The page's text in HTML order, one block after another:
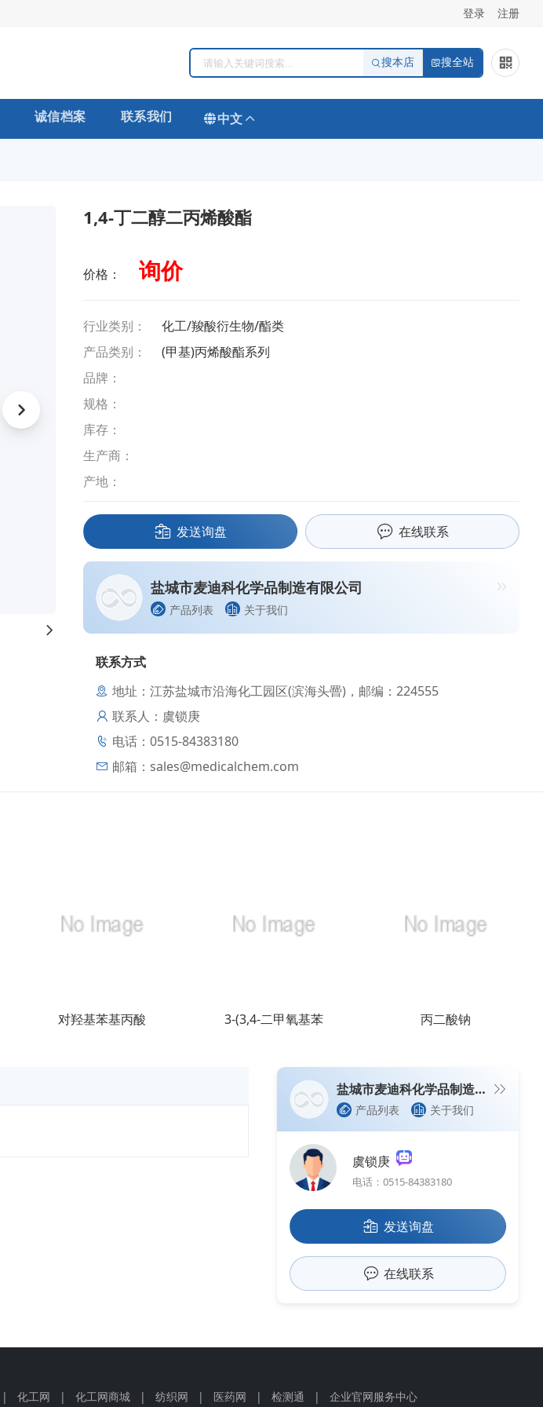
登录 注册
搜本店 搜全站
诚信档案 联系我们 中文
1,4-丁二醇二丙烯酸酯
价格： 询价
行业类别：
化工/羧酸衍生物/酯类
产品类别：
(甲基)丙烯酸酯系列
品牌：
规格：
库存：
生产商：
产地：
发送询盘 在线联系
盐城市麦迪科化学品制造有限公司
产品列表 关于我们
联系方式
地址：江苏盐城市沿海化工园区(滨海头罾)，邮编：224555
联系人：虞锁庚
电话：0515-84383180
邮箱： sales@medicalchem.com
对羟基苯基丙酸 3-(3,4-二甲氧基苯 丙二酸钠
盐城市麦迪科化学品制造有限公司
产品列表 关于我们
虞锁庚
电话：0515-84383180
发送询盘
在线联系
| 化工网 | 化工网商城 | 纺织网 | 医药网 | 检测通 | 企业官网服务中心